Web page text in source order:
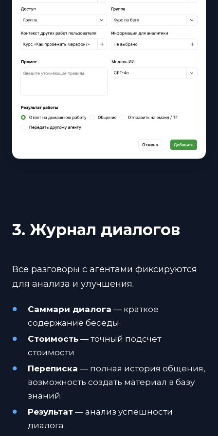
3. Журнал диалогов
Все разговоры с агентами фиксируются
для анализа и улучшения.
Саммари диалога — краткое
содержание беседы
Стоимость — точный подсчет
стоимости
Переписка — полная история общения,
возможность создать материал в базу
знаний.
Результат — анализ успешности
диалога